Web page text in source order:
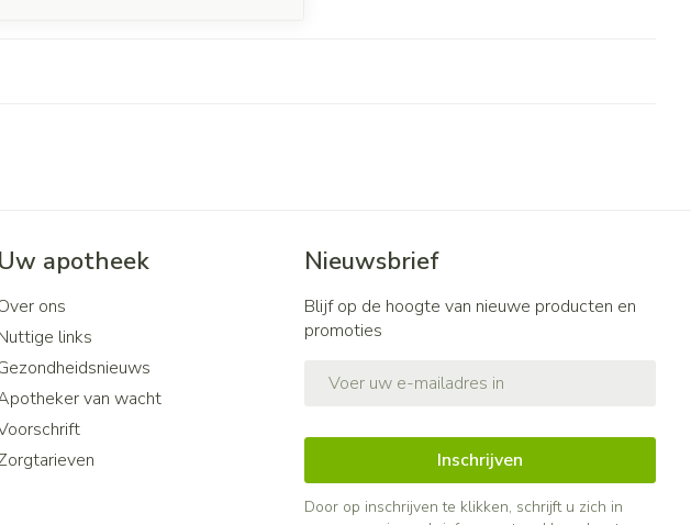
Uw apotheek
ons
links
van wacht
Nieuwsbrief
Blijf op de hoogte van nieuwe producten en
promoties
Inschrijven
Door op inschrijven te klikken, schrijft u zich in